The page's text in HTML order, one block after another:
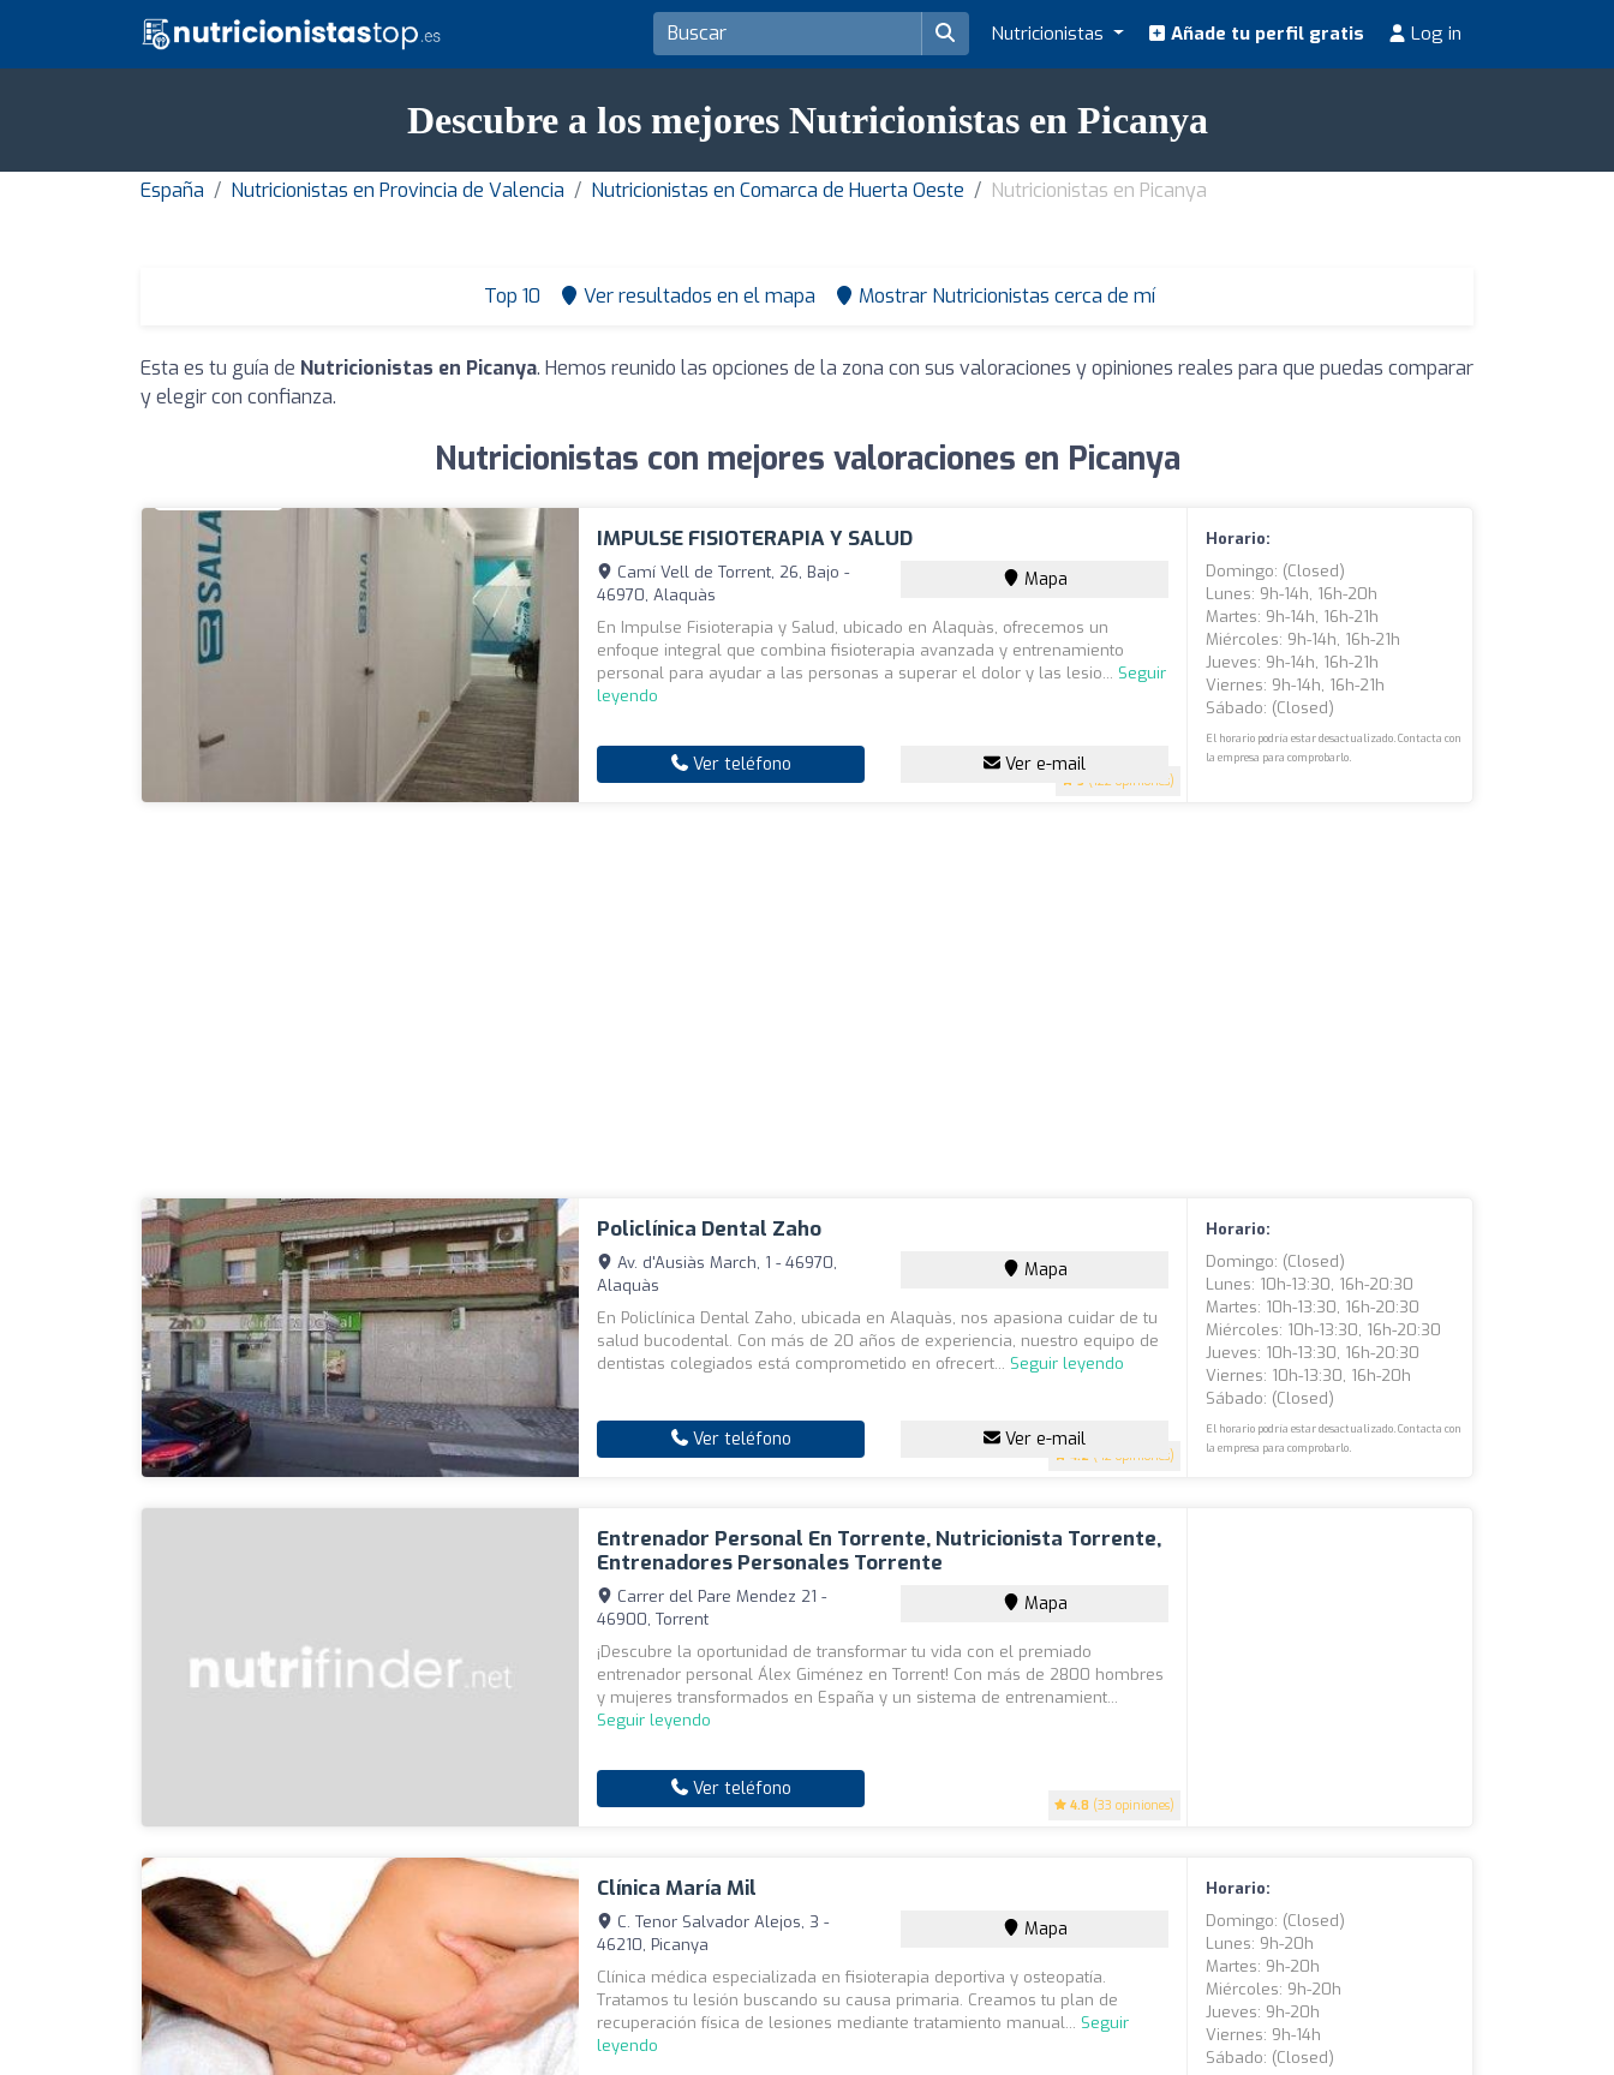
Nutricionistas Añade tu perfil gratis Log in
Descubre a los mejores Nutricionistas en Picanya
España Nutricionistas en Provincia de Valencia Nutricionistas en Comarca de Huerta Oeste Nutricionistas en Picanya
Top 10 Ver resultados en el mapa Mostrar Nutricionistas cerca de mí
Esta es tu guía de Nutricionistas en Picanya. Hemos reunido las opciones de la zona con sus valoraciones y opiniones reales para que puedas comparar
y elegir con confianza.
Nutricionistas con mejores valoraciones en Picanya
IMPULSE FISIOTERAPIA Y SALUD
5 (122 opiniones)
Camí Vell de Torrent, 26, Bajo -
46970, Alaquàs
Mapa
En Impulse Fisioterapia y Salud, ubicado en Alaquàs, ofrecemos un
enfoque integral que combina fisioterapia avanzada y entrenamiento
personal para ayudar a las personas a superar el dolor y las lesio... Seguir
leyendo
Ver teléfono Ver e-mail
Horario:
Domingo: (closed)
Lunes: 9h-14h, 16h-20h
Martes: 9h-14h, 16h-21h
Miércoles: 9h-14h, 16h-21h
Jueves: 9h-14h, 16h-21h
Viernes: 9h-14h, 16h-21h
Sábado: (closed)
El horario podría estar desactualizado. Contacta con
la empresa para comprobarlo.
Policlínica Dental Zaho
4.2 (42 opiniones)
Av. d'Ausiàs March, 1 - 46970,
Alaquàs
Mapa
En Policlínica Dental Zaho, ubicada en Alaquàs, nos apasiona cuidar de tu
salud bucodental. Con más de 20 años de experiencia, nuestro equipo de
dentistas colegiados está comprometido en ofrecert... Seguir leyendo
Ver teléfono Ver e-mail
Horario:
Domingo: (closed)
Lunes: 10h-13:30, 16h-20:30
Martes: 10h-13:30, 16h-20:30
Miércoles: 10h-13:30, 16h-20:30
Jueves: 10h-13:30, 16h-20:30
Viernes: 10h-13:30, 16h-20h
Sábado: (closed)
El horario podría estar desactualizado. Contacta con
la empresa para comprobarlo.
Entrenador Personal En Torrente, Nutricionista Torrente,
Entrenadores Personales Torrente
4.8 (33 opiniones)
Carrer del Pare Mendez 21 -
46900, Torrent
Mapa
¡Descubre la oportunidad de transformar tu vida con el premiado
entrenador personal Álex Giménez en Torrent! Con más de 2800 hombres
y mujeres transformados en España y un sistema de entrenamient...
Seguir leyendo
Ver teléfono
Clínica María Mil
C. Tenor Salvador Alejos, 3 -
46210, Picanya
Mapa
Clínica médica especializada en fisioterapia deportiva y osteopatía.
Tratamos tu lesión buscando su causa primaria. Creamos tu plan de
recuperación física de lesiones mediante tratamiento manual... Seguir
leyendo
Horario:
Domingo: (closed)
Lunes: 9h-20h
Martes: 9h-20h
Miércoles: 9h-20h
Jueves: 9h-20h
Viernes: 9h-14h
Sábado: (closed)